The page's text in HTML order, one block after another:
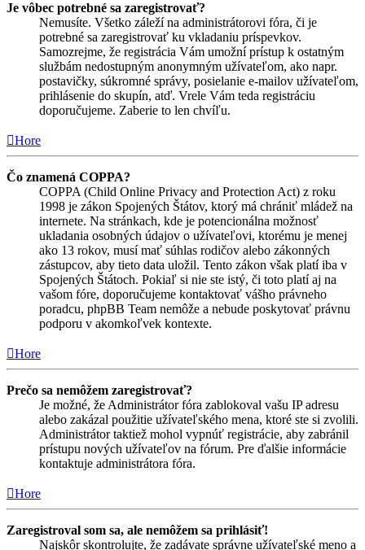
Je vôbec potrebné sa zaregistrovať?
Nemusíte. Všetko záleží na administrátorovi fóra, či je
potrebné sa zaregistrovať ku vkladaniu príspevkov.
Samozrejme, že registrácia Vám umožní prístup k ostatným
službám nedostupným anonymným užívateľom, ako napr.
postavičky, súkromné správy, posielanie e-mailov užívateľom,
prihlásenie do skupín, atď. Vrele Vám teda registráciu
doporučujeme. Zaberie to len chvíľu.
Hore
Čo znamená COPPA?
COPPA (Child Online Privacy and Protection Act) z roku
1998 je zákon Spojených Štátov, ktorý má chrániť mládež na
internete. Na stránkach, kde je potencionálna možnosť
ukladania osobných údajov o užívateľovi, ktorému je menej
ako 13 rokov, musí mať súhlas rodičov alebo zákonných
zástupcov, aby tieto data uložil. Tento zákon však platí iba v
Spojených Štátoch. Pokiaľ si nie ste istý, či toto platí aj na
vašom fóre, doporučujeme kontaktovať vášho právneho
poradcu, phpBB Team nemôže a nebude poskytovať právnu
podporu v akomkoľvek kontexte.
Hore
Prečo sa nemôžem zaregistrovať?
Je možné, že Administrátor fóra zablokoval vašu IP adresu
alebo zakázal použitie užívateľského mena, ktoré ste si zvolili.
Administrátor taktiež mohol vypnúť registrácie, aby zabránil
prístupu nových užívateľov na fórum. Pre ďalšie informácie
kontaktuje administrátora fóra.
Hore
Zaregistroval som sa, ale nemôžem sa prihlásiť!
Najskôr skontrolujte, že zadávate správne užívateľské meno a